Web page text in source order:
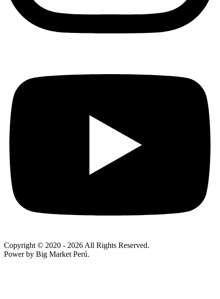
Copyright © 2020 - 2026 All Rights Reserved.
Power by Big Market Perú.